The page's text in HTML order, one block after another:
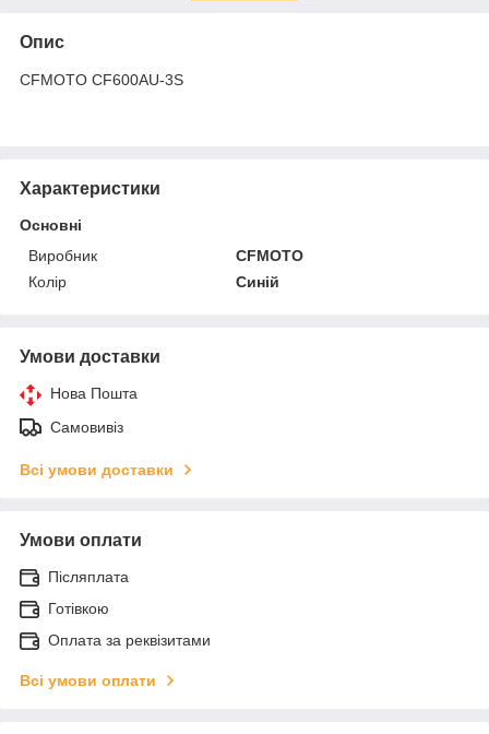
Опис
CFMOTO CF600AU-3S
Характеристики
Основні
Виробник
CFMOTO
Колір
Синій
Умови доставки
Нова Пошта
Самовивіз
Всі умови доставки
Умови оплати
Післяплата
Готівкою
Оплата за реквізитами
Всі умови оплати